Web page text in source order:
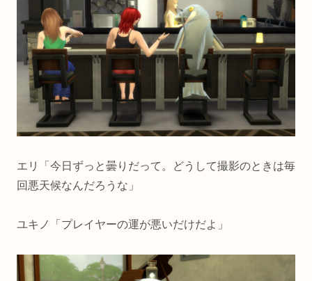
エリ「今日ずっと曇りだって。どうして撮影のときは毎
回悪天候なんだろうな」
ユキノ「プレイヤーの運が悪いだけだよ」